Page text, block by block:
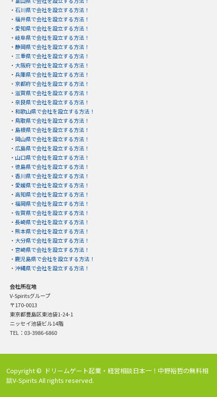
・ 石川県で会社を設立する方法！
・ 福井県で会社を設立する方法！
・ 愛知県で会社を設立する方法！
・ 岐阜県で会社を設立する方法！
・ 静岡県で会社を設立する方法！
・ 三重県で会社を設立する方法！
・ 大阪府で会社を設立する方法！
・ 兵庫県で会社を設立する方法！
・ 京都府で会社を設立する方法！
・ 滋賀県で会社を設立する方法！
・ 奈良県で会社を設立する方法！
・ 和歌山県で会社を設立する方法！
・ 鳥取県で会社を設立する方法！
・ 島根県で会社を設立する方法！
・ 岡山県で会社を設立する方法！
・ 広島県で会社を設立する方法！
・ 山口県で会社を設立する方法！
・ 徳島県で会社を設立する方法！
・ 香川県で会社を設立する方法！
・ 愛媛県で会社を設立する方法！
・ 高知県で会社を設立する方法！
・ 福岡県で会社を設立する方法！
・ 佐賀県で会社を設立する方法！
・ 長崎県で会社を設立する方法！
・ 熊本県で会社を設立する方法！
・ 大分県で会社を設立する方法！
・ 宮崎県で会社を設立する方法！
・ 鹿児島県で会社を設立する方法！
・ 沖縄県で会社を設立する方法！
会社所在地
V-Spiritsグループ
〒170-0013
東京都豊島区東池袋1-24-1
ニッセイ池袋ビル14階
TEL：03-3986-6860
Copyright © ドリームゲート起業・経営相談日本一！中野裕哲の無料相
談V-Spirits All rights reserved.